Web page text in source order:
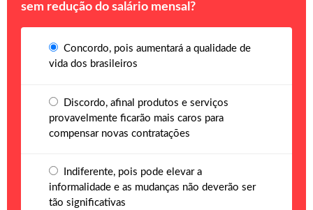
sem redução do salário mensal?
Concordo, pois aumentará a qualidade de
vida dos brasileiros
Discordo, afinal produtos e serviços
provavelmente ficarão mais caros para
compensar novas contratações
Indiferente, pois pode elevar a
informalidade e as mudanças não deverão ser
tão significativas